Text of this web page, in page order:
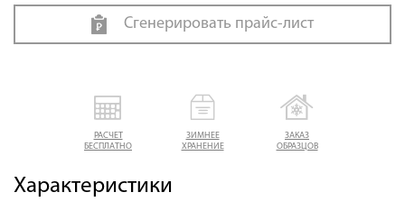
РАСЧЕТ
БЕСПЛАТНО
ЗИМНЕЕ
ХРАНЕНИЕ
ЗАКАЗ
ОБРАЗЦОВ
Характеристики
Сгенерировать прайс-лист